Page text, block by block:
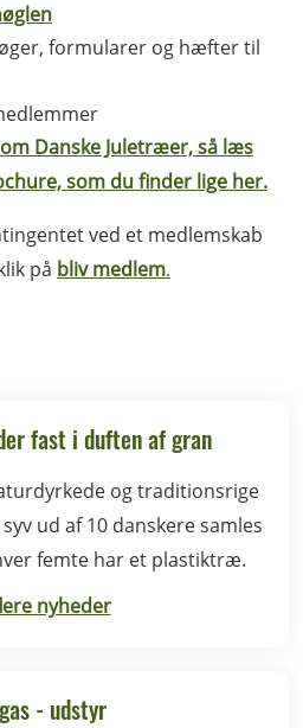
formularer og hæfter til
Danske Juletræer, så læs
som du finder lige her.
ved et medlemskab
på bliv medlem.
fast i duften af gran
og traditionsrige
ud af 10 danskere samles
femte har et plastiktræ.
nyheder
- udstyr